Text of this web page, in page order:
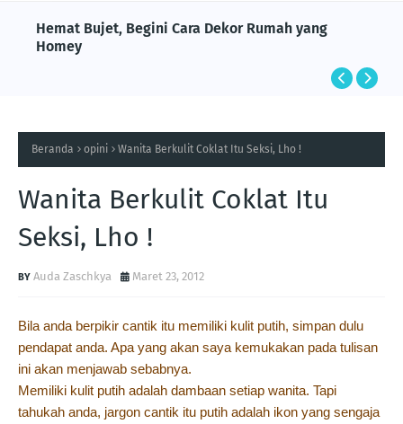
Hemat Bujet, Begini Cara Dekor Rumah yang
Homey
Beranda opini Wanita Berkulit Coklat Itu Seksi, Lho !
Wanita Berkulit Coklat Itu
Seksi, Lho !
Auda Zaschkya Maret 23, 2012
Bila anda berpikir cantik itu memiliki kulit putih, simpan dulu
pendapat anda. Apa yang akan saya kemukakan pada tulisan
ini akan menjawab sebabnya.
Memiliki kulit putih adalah dambaan setiap wanita. Tapi
tahukah anda, jargon cantik itu putih adalah ikon yang sengaja